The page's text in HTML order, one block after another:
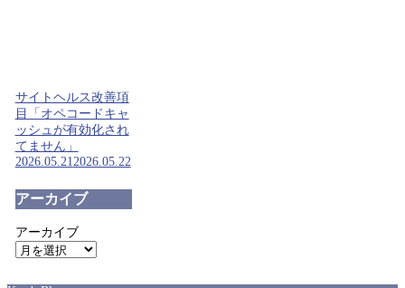
サイトヘルス改善項
目「オペコードキャ
ッシュが有効化され
てません」
2026.05.212026.05.22
アーカイブ
アーカイブ